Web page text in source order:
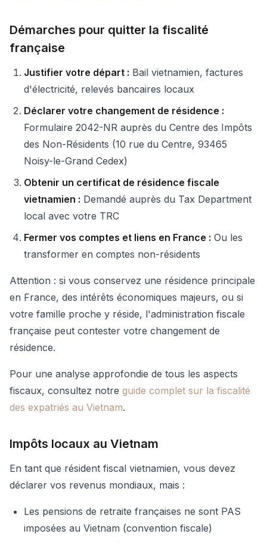
Démarches pour quitter la fiscalité
française
Justifier votre départ : Bail vietnamien, factures
d'électricité, relevés bancaires locaux
Déclarer votre changement de résidence :
Formulaire 2042-NR auprès du Centre des Impôts
des Non-Résidents (10 rue du Centre, 93465
Noisy-le-Grand Cedex)
Obtenir un certificat de résidence fiscale
vietnamien : Demandé auprès du Tax Department
local avec votre TRC
Fermer vos comptes et liens en France : Ou les
transformer en comptes non-résidents
Attention : si vous conservez une résidence principale
en France, des intérêts économiques majeurs, ou si
votre famille proche y réside, l'administration fiscale
française peut contester votre changement de
résidence.
Pour une analyse approfondie de tous les aspects
fiscaux, consultez notre guide complet sur la fiscalité
des expatriés au Vietnam.
Impôts locaux au Vietnam
En tant que résident fiscal vietnamien, vous devez
déclarer vos revenus mondiaux, mais :
Les pensions de retraite françaises ne sont PAS
imposées au Vietnam (convention fiscale)